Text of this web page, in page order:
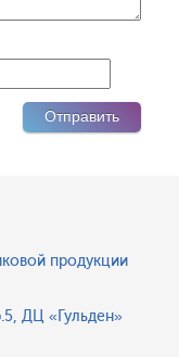
продукции
ДЦ «Гульден»